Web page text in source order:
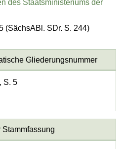
des Staatsministeriums der
(SächsABl. SDr. S. 244)
Gliederungsnummer
S. 5